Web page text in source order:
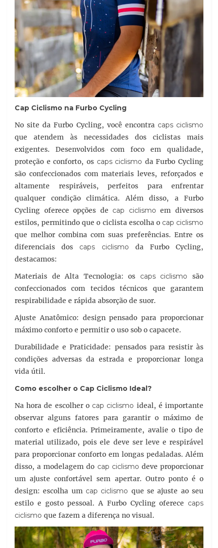
Cap Ciclismo na Furbo Cycling
No site da Furbo Cycling, você encontra caps ciclismo
que atendem às necessidades dos ciclistas mais
exigentes. Desenvolvidos com foco em qualidade,
proteção e conforto, os caps ciclismo da Furbo Cycling
são confeccionados com materiais leves, reforçados e
altamente respiráveis, perfeitos para enfrentar
qualquer condição climática. Além disso, a Furbo
Cycling oferece opções de cap ciclismo em diversos
estilos, permitindo que o ciclista escolha o cap ciclismo
que melhor combina com suas preferências. Entre os
diferenciais dos caps ciclismo da Furbo Cycling,
destacamos:
Materiais de Alta Tecnologia: os caps ciclismo são
confeccionados com tecidos técnicos que garantem
respirabilidade e rápida absorção de suor.
Ajuste Anatômico: design pensado para proporcionar
máximo conforto e permitir o uso sob o capacete.
Durabilidade e Praticidade: pensados para resistir às
condições adversas da estrada e proporcionar longa
vida útil.
Como escolher o Cap Ciclismo Ideal?
Na hora de escolher o cap ciclismo ideal, é importante
observar alguns fatores para garantir o máximo de
conforto e eficiência. Primeiramente, avalie o tipo de
material utilizado, pois ele deve ser leve e respirável
para proporcionar conforto em longas pedaladas. Além
disso, a modelagem do cap ciclismo deve proporcionar
um ajuste confortável sem apertar. Outro ponto é o
design: escolha um cap ciclismo que se ajuste ao seu
estilo e gosto pessoal. A Furbo Cycling oferece caps
ciclismo que fazem a diferença no visual.